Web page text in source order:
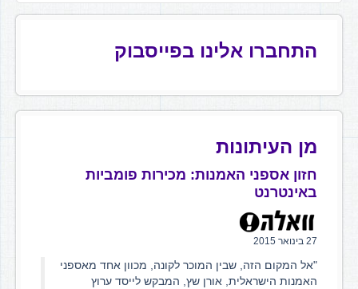
התחברו אלינו בפייסבוק
מן העיתונות
חזון אספני האמנות: מכירות פומביות
באינטרנט
27 בינואר 2015
"אל המקום הזה, שבין המוכר לקונה, מכוון אחד מאספני
האמנות הישראלית, אורן שץ, המבקש לייסד ערוץ